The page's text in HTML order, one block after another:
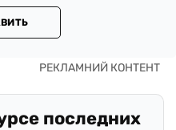
последних